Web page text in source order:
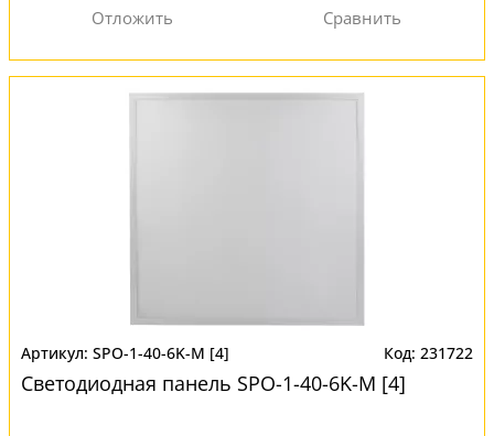
SPO-1-40-6K-M [4] 231722
Светодиодная панель SPO-1-40-6K-M [4]